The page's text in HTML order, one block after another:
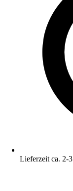
Lieferzeit ca. 2-